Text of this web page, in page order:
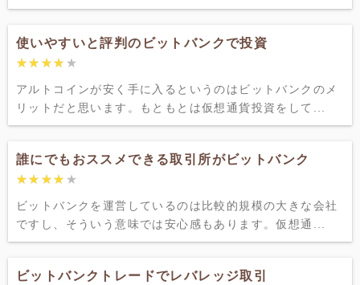
使いやすいと評判のビットバンクで投資
★★★★★
★★★★★
アルトコインが安く手に入るというのはビットバンクのメ
リットだと思います。もともとは仮想通貨投資をして...
誰にでもおススメできる取引所がビットバンク
★★★★★
★★★★★
ビットバンクを運営しているのは比較的規模の大きな会社
ですし、そういう意味では安心感もあります。仮想通...
ビットバンクトレードでレバレッジ取引